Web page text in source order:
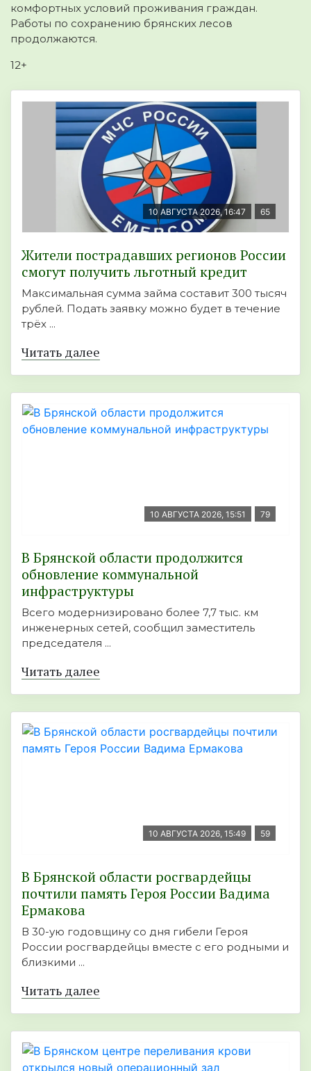
комфортных условий проживания граждан.
Работы по сохранению брянских лесов
продолжаются.
12+
10 АВГУСТА 2026, 16:47 65
Жители пострадавших регионов России
смогут получить льготный кредит
Максимальная сумма займа составит 300 тысяч
рублей. Подать заявку можно будет в течение
трёх ...
Читать далее
10 АВГУСТА 2026, 15:51 79
В Брянской области продолжится
обновление коммунальной
инфраструктуры
Всего модернизировано более 7,7 тыс. км
инженерных сетей, сообщил заместитель
председателя ...
Читать далее
10 АВГУСТА 2026, 15:49 59
В Брянской области росгвардейцы
почтили память Героя России Вадима
Ермакова
В 30-ую годовщину со дня гибели Героя
России росгвардейцы вместе с его родными и
близкими ...
Читать далее